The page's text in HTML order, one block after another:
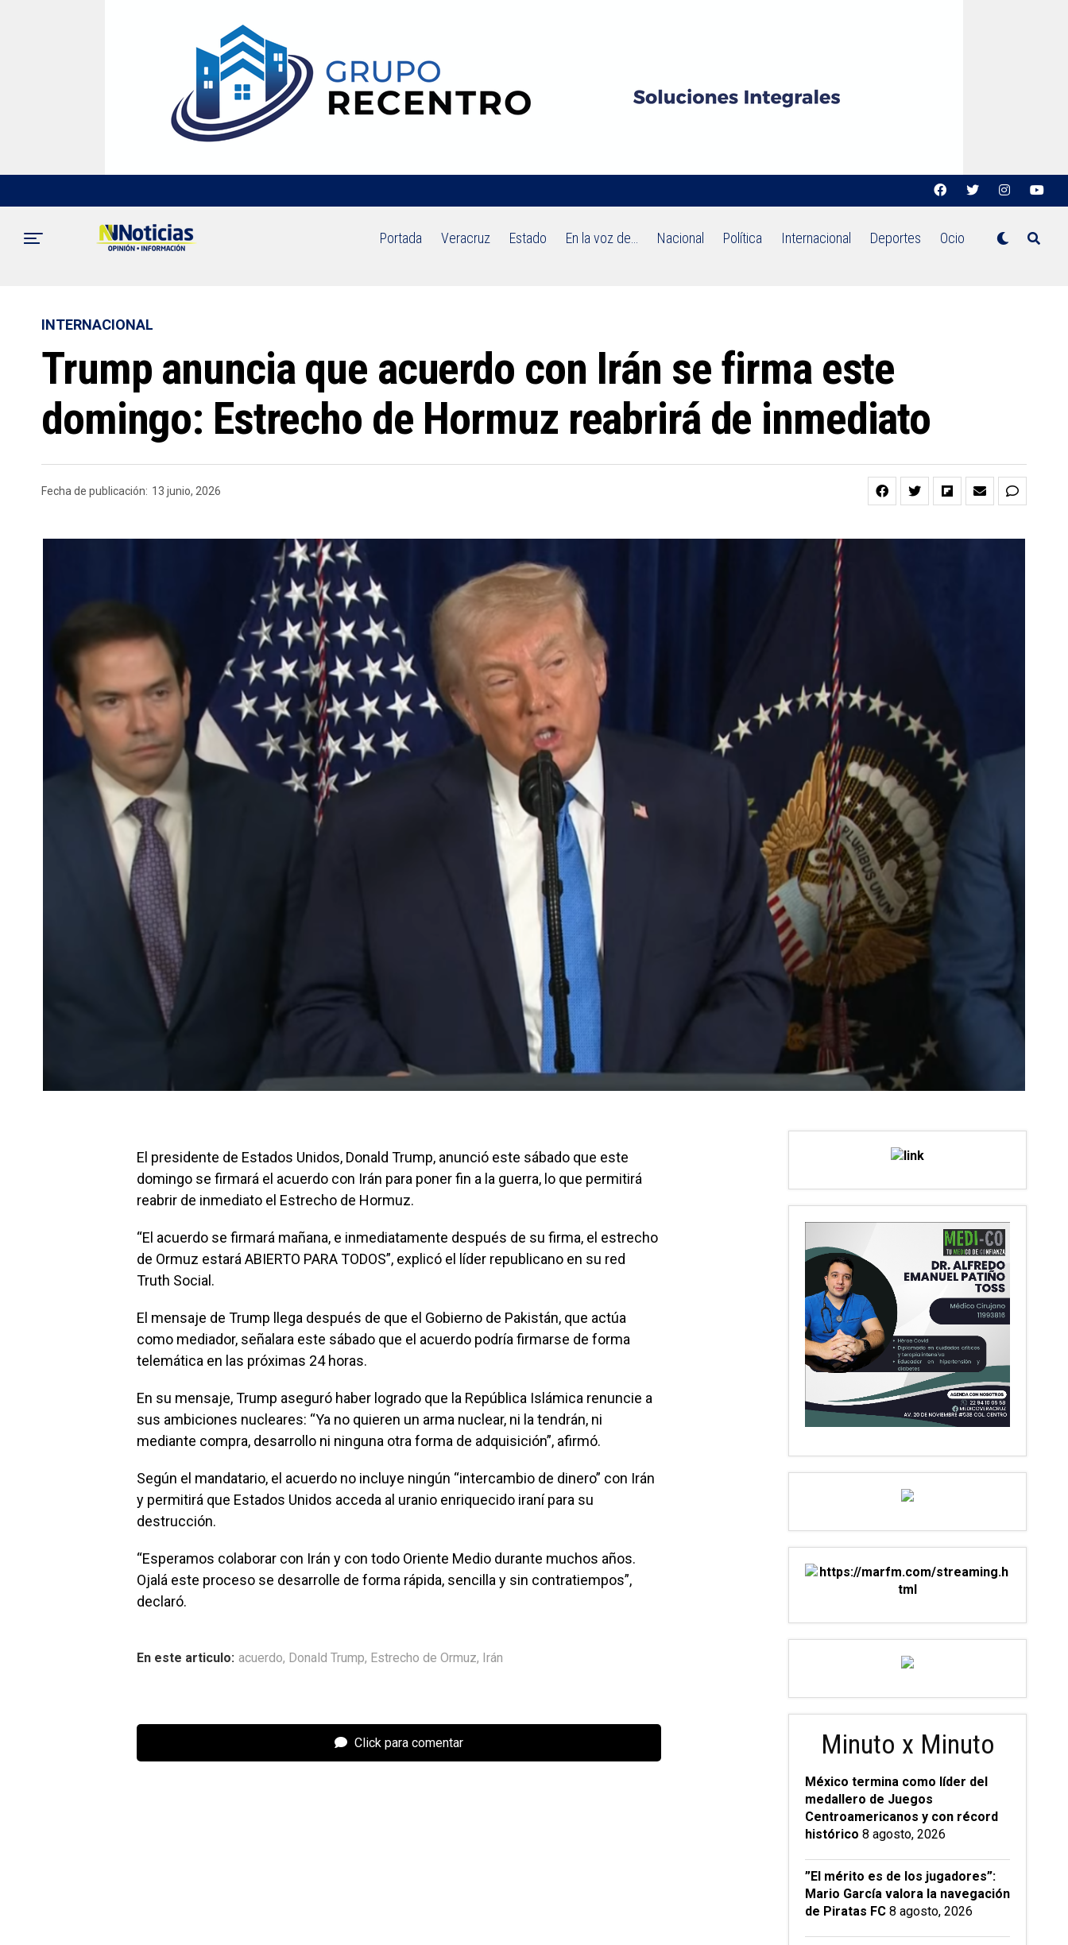
Portada Veracruz Estado En la voz de… Nacional Política Internacional Deportes Ocio
INTERNACIONAL
Trump anuncia que acuerdo con Irán se firma este
domingo: Estrecho de Hormuz reabrirá de inmediato
Fecha de publicación: 13 junio, 2026
El presidente de Estados Unidos, Donald Trump, anunció este sábado que este
domingo se firmará el acuerdo con Irán para poner fin a la guerra, lo que permitirá
reabrir de inmediato el Estrecho de Hormuz.
“El acuerdo se firmará mañana, e inmediatamente después de su firma, el estrecho
de Ormuz estará ABIERTO PARA TODOS”, explicó el líder republicano en su red
Truth Social.
El mensaje de Trump llega después de que el Gobierno de Pakistán, que actúa
como mediador, señalara este sábado que el acuerdo podría firmarse de forma
telemática en las próximas 24 horas.
En su mensaje, Trump aseguró haber logrado que la República Islámica renuncie a
sus ambiciones nucleares: “Ya no quieren un arma nuclear, ni la tendrán, ni
mediante compra, desarrollo ni ninguna otra forma de adquisición”, afirmó.
Según el mandatario, el acuerdo no incluye ningún “intercambio de dinero” con Irán
y permitirá que Estados Unidos acceda al uranio enriquecido iraní para su
destrucción.
“Esperamos colaborar con Irán y con todo Oriente Medio durante muchos años.
Ojalá este proceso se desarrolle de forma rápida, sencilla y sin contratiempos”,
declaró.
En este articulo: acuerdo, Donald Trump, Estrecho de Ormuz, Irán
Click para comentar Minuto x Minuto
México termina como líder del
medallero de Juegos
Centroamericanos y con récord
histórico 8 agosto, 2026
”El mérito es de los jugadores”:
Mario García valora la navegación
de Piratas FC 8 agosto, 2026